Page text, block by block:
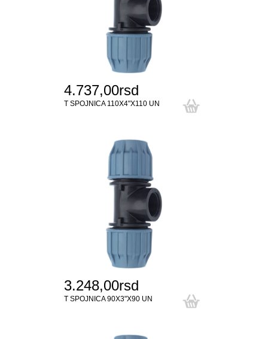
4.737,00rsd
T SPOJNICA 110X4"X110 UN
3.248,00rsd
T SPOJNICA 90X3"X90 UN